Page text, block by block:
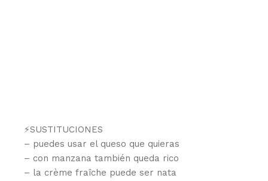
⚡️SUSTITUCIONES
– puedes usar el queso que quieras
– con manzana también queda rico
– la crème fraîche puede ser nata